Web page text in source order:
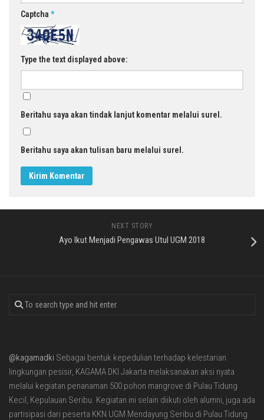
Captcha *
Type the text displayed above:
Beritahu saya akan tindak lanjut komentar melalui surel.
Beritahu saya akan tulisan baru melalui surel.
NEXT STORY
Ayo Ikut Menjadi Pengawas Utul UGM 2018
@kagamadki Sebagai bentuk kepedulian terhadap kelestarian
lingkungan pesisir, KAGAMA DKI Jakarta melaksanakan aksi nyata
melalui kegiatan penanaman 500 pohon mangrove di Pulau Tidung
Kecil, Kepulauan Seribu. Kegiatan ini selain diikuti oleh alumni, juga ada
partisipasi dari peserta KKN UGM Mendayung Seribu di Pulau Tidung